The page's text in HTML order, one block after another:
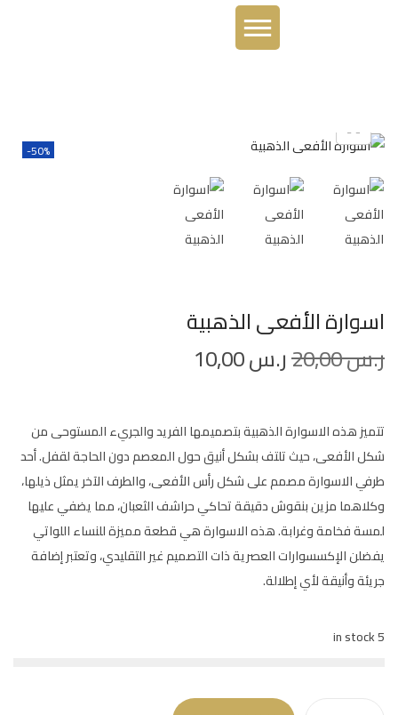
-50%
اسوارة الأفعى الذهبية
ر.س20,00 ر.س
تتميز هذه الاسوارة الذهبية بتصميمها الفريد والجريء المستوحى من
شكل الأفعى، حيث تلتف بشكل أنيق حول المعصم دون الحاجة لقفل. أحد
طرفي الاسوارة مصمم على شكل رأس الأفعى، والطرف الآخر يمثل ذيلها،
وكلاهما مزين بنقوش دقيقة تحاكي حراشف الثعبان، مما يضفي عليها
لمسة فخامة وغرابة. هذه الاسوارة هي قطعة مميزة للنساء اللواتي
يفضلن الإكسسوارات العصرية ذات التصميم غير التقليدي، وتعتبر إضافة
جريئة وأنيقة لأي إطلالة.
5 in stock